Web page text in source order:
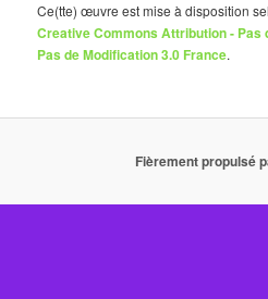
Ce(tte) œuvre est mise à disposition
Creative Commons Attribution - Pas
Pas de Modification 3.0 France.
Fièrement propulsé